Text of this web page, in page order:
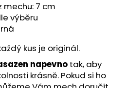
mechu: 7 cm
výběru
kus je originál.
napevno tak, aby
krásně. Pokud si ho